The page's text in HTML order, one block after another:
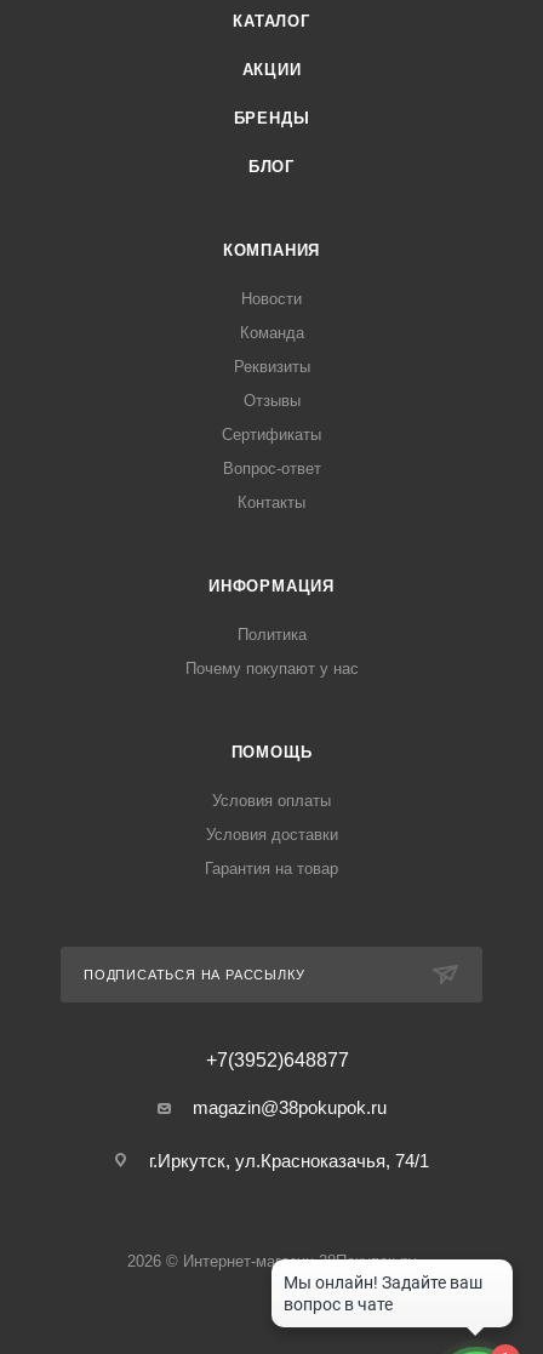
КАТАЛОГ
АКЦИИ
БРЕНДЫ
БЛОГ
КОМПАНИЯ
Новости
Команда
Реквизиты
Отзывы
Сертификаты
Вопрос-ответ
Контакты
ИНФОРМАЦИЯ
Политика
Почему покупают у нас
ПОМОЩЬ
Условия оплаты
Условия доставки
Гарантия на товар
ПОДПИСАТЬСЯ НА РАССЫЛКУ
+7(3952)648877
magazin@38pokupok.ru
г.Иркутск, ул.Красноказачья, 74/1
2026 © Интернет-магазин 38Покупок.ру